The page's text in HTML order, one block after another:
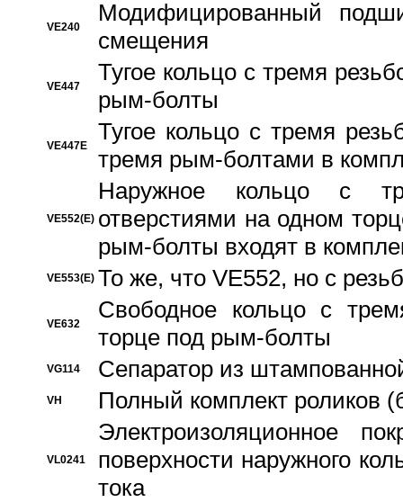
VE240
Модифицированный
смещения
VE447
Тугое кольцо с тремя
рым-болты
VE447E
Тугое кольцо с тремя
тремя рым-болтами в
VE552(E)
Наружное кольцо с
отверстиями на одном
рым-болты входят в
VE553(E) То же, что VE552, но с
VE632
Свободное кольцо с
торце под рым-болты
VG114 Сепаратор из
VH Полный комплект роликов
VL0241
Электроизоляционное
поверхности наружного
тока